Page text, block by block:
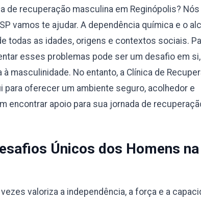
de recuperação masculina em Reginópolis?
vamos te ajudar. A dependência química e o
todas as idades, origens e contextos sociais.
esses problemas pode ser um desafio em si,
masculinidade. No entanto, a Clínica de
para oferecer um ambiente seguro, acolhedor e
encontrar apoio para sua jornada de
Únicos dos Homens na
valoriza a independência, a força e a